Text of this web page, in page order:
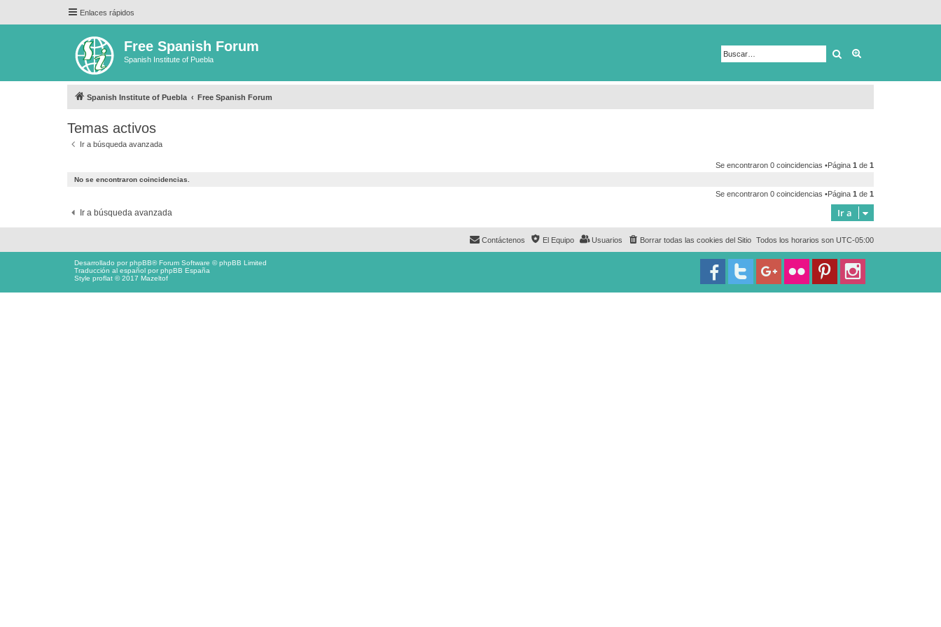
Enlaces rápidos
Free Spanish Forum
Spanish Institute of Puebla Buscar
Spanish Institute of Puebla Free Spanish Forum
Temas activos
Ir a búsqueda avanzada
Se encontraron 0 coincidencias •Página 1 de 1
No se encontraron coincidencias.
Se encontraron 0 coincidencias •Página 1 de 1
Ir a búsqueda avanzada Ir a
Todos los horarios son UTC-05:00
Borrar todas las cookies del Sitio
Usuarios
El Equipo
Contáctenos
Desarrollado porphpBB® Forum Software © phpBB Limited
Traducción al español porphpBB España
Style proflat © 2017 Mazeltof